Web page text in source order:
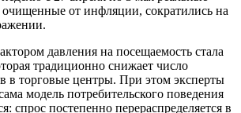
очищенные от инфляции, сократились на
давления на посещаемость стала
традиционно снижает число
в торговые центры. При этом эксперты
модель потребительского поведения
спрос постепенно перераспределяется в